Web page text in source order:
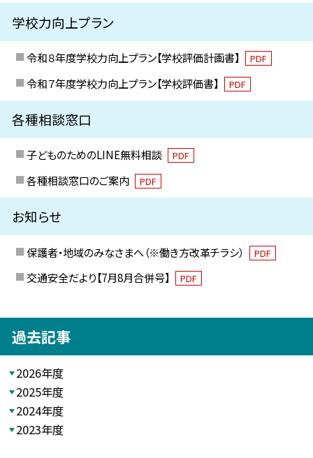
学校力向上プラン
令和８年度学校力向上プラン【学校評価計画書】 PDF
令和７年度学校力向上プラン【学校評価書】 PDF
各種相談窓口
子どものためのLINE無料相談 PDF
各種相談窓口のご案内 PDF
お知らせ
保護者・地域のみなさまへ（※働き方改革チラシ） PDF
交通安全だより【7月8月合併号】 PDF
過去記事
2026年度
2025年度
2024年度
2023年度